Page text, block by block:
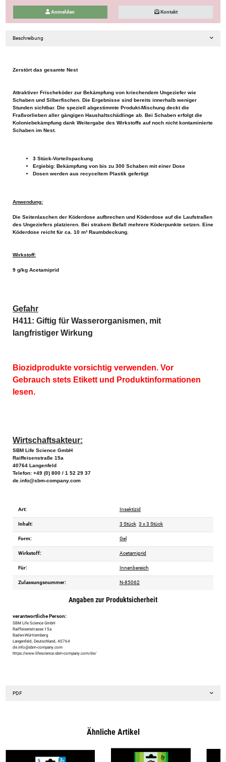
Anmelden Kontakt
Beschreibung
Zerstört das gesamte Nest
Attraktiver Frischeköder zur Bekämpfung von kriechendem Ungeziefer wie
Schaben und Silberfischen. Die Ergebnisse sind bereits innerhalb weniger
Stunden sichtbar. Die speziell abgestimmte Produkt-Mischung deckt die
Fraßvorlieben aller gängigen Haushaltschädlinge ab. Bei Schaben erfolgt die
Koloniebekämpfung dank Weitergabe des Wirkstoffs auf noch nicht kontaminierte
Schaben im Nest.
3 Stück-Vorteilspackung
Ergiebig: Bekämpfung von bis zu 300 Schaben mit einer Dose
Dosen werden aus recyceltem Plastik gefertigt
Anwendung:
Die Seitenlaschen der Köderdose aufbrechen und Köderdose auf die Laufstraßen
des Ungeziefers platzieren. Bei strakem Befall mehrere Köderpunkte setzen. Eine
Köderdose reicht für ca. 10 m² Raumbdeckung.
Wirkstoff:
9 g/kg Acetamiprid
Gefahr
H411: Giftig für Wasserorganismen, mit
langfristiger Wirkung
Biozidprodukte vorsichtig verwenden. Vor
Gebrauch stets Etikett und Produktinformationen
lesen.
Wirtschaftsakteur:
SBM Life Science GmbH
Raiffeisenstraße 15a
40764 Langenfeld
Telefon: +49 (0) 800 / 1 52 29 37
de.info@sbm-company.com
Art: Insektizid
Inhalt: 3 Stück 3 x 3 Stück
Form: Gel
Wirkstoff: Acetamiprid
Für: Innenbereich
Zulassungsnummer: N-85062
Angaben zur Produktsicherheit
verantwortliche Person:
SBM Life Science GmbH
Raiffeisenstrasse 15a
Baden-Württemberg
Langenfeld, Deutschland, 40764
de.info@sbm-company.com
https://www.lifescience.sbm-company.com/de/
PDF
Ähnliche Artikel